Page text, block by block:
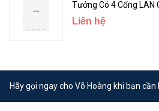
Tưởng Có 4 Cổng LAN
Liên hệ
Hãy gọi ngay cho Võ Hoàng khi bạn cần